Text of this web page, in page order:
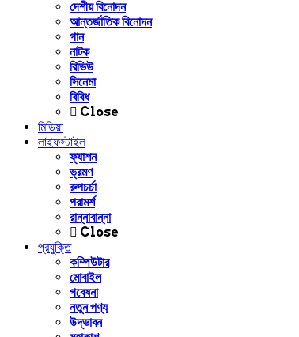
দেশীয় বিনোদন
আন্তর্জাতিক বিনোদন
গান
নাটক
রিভিউ
সিনেমা
বিবিধ
Close
মিডিয়া
লাইফস্টাইল
ফ্যাশন
ভ্রমণ
রুপচর্চা
পরামর্শ
রান্নাবান্না
Close
প্রযুক্তি
কম্পিউটার
মোবাইল
গবেষনা
নতুন পণ্য
উদ্ভাবন